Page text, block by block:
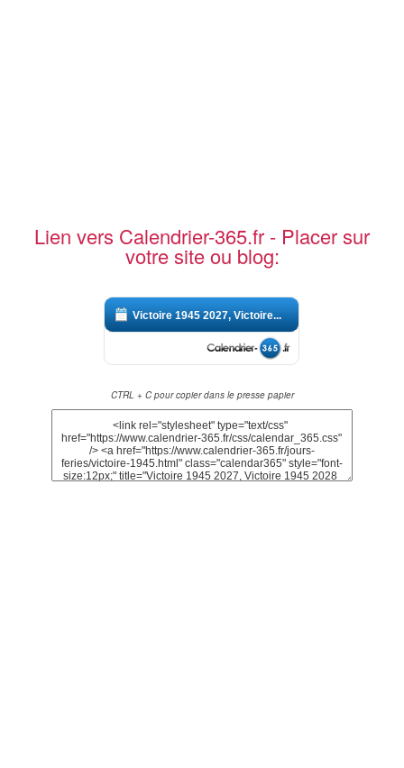
Lien vers Calendrier-365.fr - Placer sur
votre site ou blog:
Victoire 1945 2027, Victoire...
CTRL + C pour copier dans le presse papier